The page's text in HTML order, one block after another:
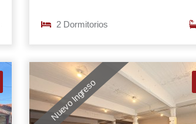
2 Dormitorios
Nuevo Ingreso